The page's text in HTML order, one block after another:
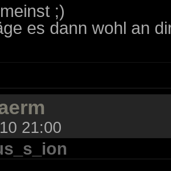
;)
es dann wohl an
21:00